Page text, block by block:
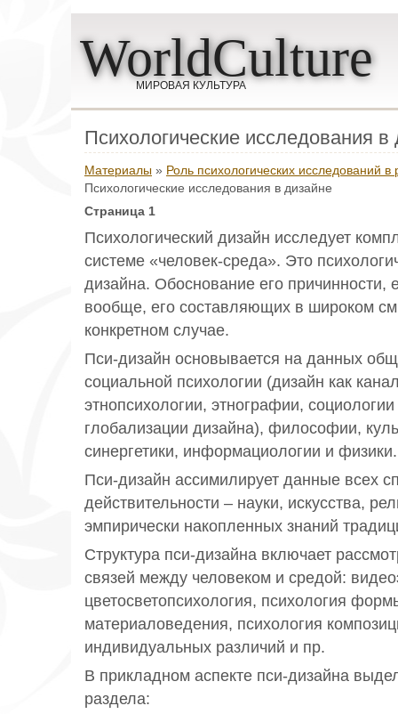
WorldCulture
МИРОВАЯ КУЛЬТУРА
Психологические исследования в
Материалы » Роль психологических исследований в
Психологические исследования в дизайне
Страница 1
Психологический дизайн исследует
системе «человек-среда». Это
дизайна. Обоснование его причинности,
вообще, его составляющих в широком
конкретном случае.
Пси-дизайн основывается на данных
социальной психологии (дизайн как
этнопсихологии, этнографии,
глобализации дизайна), философии,
синергетики, информациологии и физики.
Пси-дизайн ассимилирует данные всех
действительности – науки, искусства,
эмпирически накопленных знаний
Структура пси-дизайна включает
связей между человеком и средой:
цветосветопсихология, психология
материаловедения, психология
индивидуальных различий и пр.
В прикладном аспекте пси-дизайна
раздела: